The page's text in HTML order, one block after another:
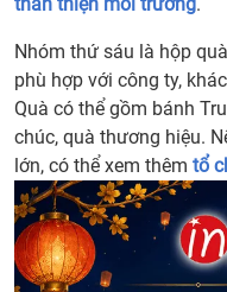
Nhóm thứ sáu là hộp
phù hợp với công ty,
Quà có thể gồm bánh
chúc, quà thương hiệu.
lớn, có thể xem thêm tổ